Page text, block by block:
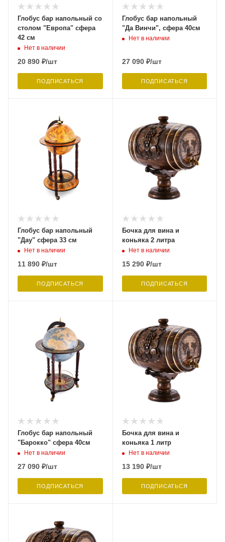
Глобус бар напольный со
столом "Европа" сфера
42 см
Нет в наличии
20 890 ₽/шт
ПОДПИСАТЬСЯ
Глобус бар напольный
"Да Винчи", сфера 40см
Нет в наличии
27 090₽/шт
ПОДПИСАТЬСЯ
Глобус бар напольный
"Дау" сфера 33 см
Нет в наличии
11 890 ₽/шт
ПОДПИСАТЬСЯ
Бочка для вина и
коньяка 2 литра
Нет в наличии
15 290₽/шт
ПОДПИСАТЬСЯ
Глобус бар напольный
"Барокко" сфера 40см
Нет в наличии
27 090 ₽/шт
ПОДПИСАТЬСЯ
Бочка для вина и
коньяка 1 литр
Нет в наличии
13 190₽/шт
ПОДПИСАТЬСЯ